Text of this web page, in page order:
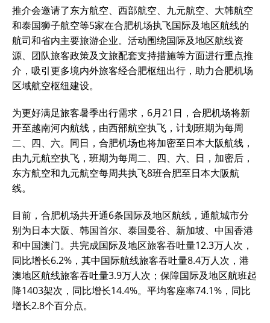
推介会邀请了东方航空、西部航空、九元航空、大韩航空
和泰国狮子航空等5家在合肥机场执飞国际及地区航线的
航司和省内主要旅游企业。活动围绕国际及地区航线资
源、团队旅客政策及文旅配套支持措施等方面进行重点推
介，吸引更多境内外旅客经合肥枢纽出行，助力合肥机场
区域航空枢纽建设。
为更好满足旅客暑季出行需求，6月21日，合肥机场将新
开至越南河内航线，由西部航空执飞，计划班期为每周
二、四、六。同日，合肥机场也将加密至日本大阪航线，
由九元航空执飞，班期为每周二、四、六、日，加密后，
东方航空和九元航空每周共执飞8班合肥至日本大阪航
线。
目前，合肥机场共开通6条国际及地区航线，通航城市分
别为日本大阪、韩国首尔、泰国曼谷、新加坡、中国香港
和中国澳门。共完成国际及地区旅客吞吐量12.3万人次，
同比增长6.2%，其中国际航线旅客吞吐量8.4万人次，港
澳地区航线旅客吞吐量3.9万人次；保障国际及地区航班起
降1403架次，同比增长14.4%。平均客座率74.1%，同比
增长2.8个百分点。